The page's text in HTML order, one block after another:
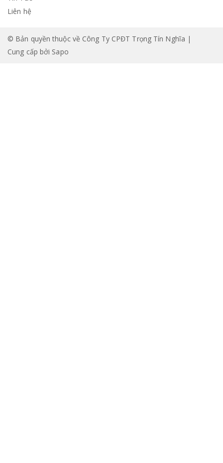
Liên hệ
© Bản quyền thuộc về Công Ty CPĐT Trọng Tín Nghĩa |
Cung cấp bởi Sapo